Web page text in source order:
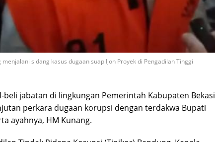
sidang kasus dugaan suap Ijon Proyek di Pengadilan Tinggi
jabatan di lingkungan Pemerintah Kabupaten Bekasi
perkara dugaan korupsi dengan terdakwa Bupati
ayahnya, HM Kunang.